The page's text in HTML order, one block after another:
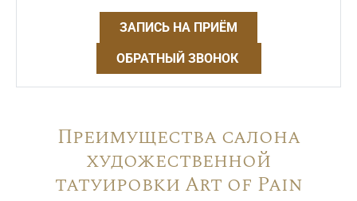
ЗАПИСЬ НА ПРИЁМ
ОБРАТНЫЙ ЗВОНОК
Преимущества салона
художественной
татуировки Art of Pain